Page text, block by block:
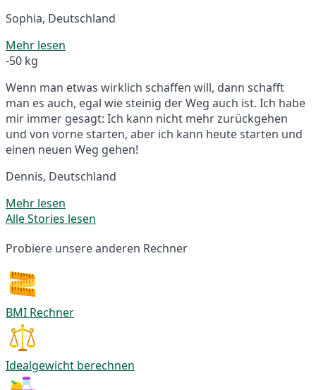
Sophia, Deutschland
Mehr lesen
-50 kg
Wenn man etwas wirklich schaffen will, dann schafft
man es auch, egal wie steinig der Weg auch ist. Ich habe
mir immer gesagt: Ich kann nicht mehr zurückgehen
und von vorne starten, aber ich kann heute starten und
einen neuen Weg gehen!
Dennis, Deutschland
Mehr lesen
Alle Stories lesen
Probiere unsere anderen Rechner
BMI Rechner
Idealgewicht berechnen